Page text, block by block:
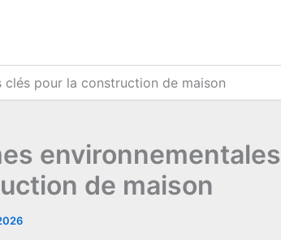
clés pour la construction de maison
environnementales
de maison